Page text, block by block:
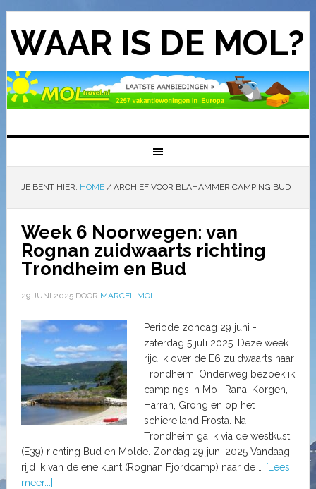
WAAR IS DE MOL?
JE BENT HIER: HOME /ARCHIEF VOOR BLAHAMMER CAMPING BUD
Week 6 Noorwegen: van
Rognan zuidwaarts richting
Trondheim en Bud
29 JUNI 2025DOOR MARCEL MOL
Periode zondag 29 juni -
zaterdag 5 juli 2025. Deze week
rijd ik over de E6 zuidwaarts naar
Trondheim. Onderweg bezoek ik
campings in Mo i Rana, Korgen,
Harran, Grong en op het
schiereiland Frosta. Na
Trondheim ga ik via de westkust
(E39) richting Bud en Molde. Zondag 29 juni 2025 Vandaag
rijd ik van de ene klant (Rognan Fjordcamp) naar de …
[Lees
meer...]